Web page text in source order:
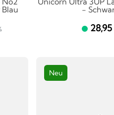
-
28,95
Neu